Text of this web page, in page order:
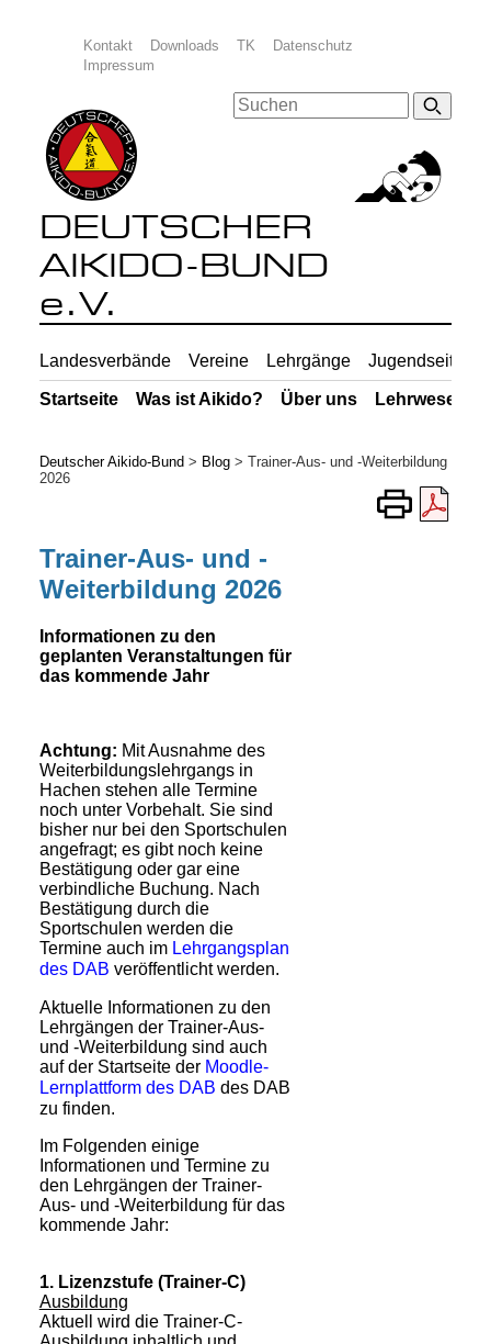
Kontakt Downloads TK
Datenschutz
Impressum
DEUTSCHER
AIKIDO-BUND
e.V.
Landesverbände Vereine Lehrgänge Jugendseiten
Startseite Was ist Aikido? Über uns Lehrwesen
Deutscher Aikido-Bund > Blog > Trainer-Aus- und -Weiterbildung
2026
Trainer-Aus- und -
Weiterbildung 2026
Informationen zu den
geplanten Veranstaltungen für
das kommende Jahr
Achtung: Mit Ausnahme des
Weiterbildungslehrgangs in
Hachen stehen alle Termine
noch unter Vorbehalt. Sie sind
bisher nur bei den Sportschulen
angefragt; es gibt noch keine
Bestätigung oder gar eine
verbindliche Buchung. Nach
Bestätigung durch die
Sportschulen werden die
Termine auch im Lehrgangsplan
des DAB veröffentlicht werden.
Aktuelle Informationen zu den
Lehrgängen der Trainer-Aus-
und -Weiterbildung sind auch
auf der Startseite der Moodle-
Lernplattform des DAB des DAB
zu finden.
Im Folgenden einige
Informationen und Termine zu
den Lehrgängen der Trainer-
Aus- und -Weiter­bildung für das
kommende Jahr:
1. Lizenzstufe (Trainer-C)
Ausbildung
Aktuell wird die Trainer-C-